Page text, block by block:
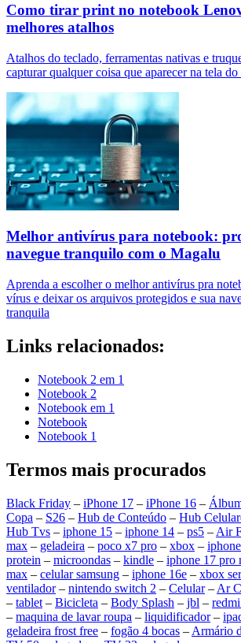
Como tirar print no notebook
melhores atalhos
Atalhos do teclado, ferramentas nativas e
capturar qualquer coisa que aparecer na tela
Melhor antivírus para notebook:
navegue tranquilo com o Magalu
Aprenda a escolher o melhor antivírus pra
vírus e deixar os arquivos protegidos e sua
tranquila
Links relacionados:
Notebook 2 em 1
Notebook 2
Notebook em 1
Notebook
Notebook 1
Termos mais procurados
Black Friday – iPhone 17 – iPhone 16 –
Copa – S26 – Hub de Conteúdo – Hub
Hub Tvs – iphone 15 – iphone 14 – ps5 – Air
max – geladeira – poco x7 pro – xbox – iphone
protein – microondas – kindle – iphone 17 pro
max – celular samsung – iphone 16e – xbox
ventilador– nintendo switch 2 – Celular– Ar
– tablet – Bicicleta – Body Splash – jbl –
– maquina de lavar roupa – liquidificador–
geladeira frost free – fogão 4 bocas – Armário